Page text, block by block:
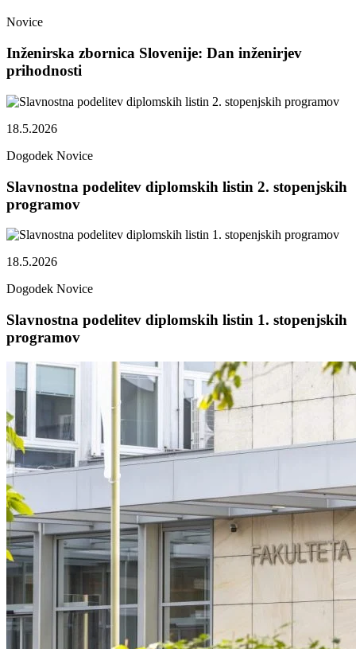
Novice
Inženirska zbornica Slovenije: Dan inženirjev
prihodnosti
18.5.2026
Dogodek Novice
Slavnostna podelitev diplomskih listin 2. stopenjskih
programov
18.5.2026
Dogodek Novice
Slavnostna podelitev diplomskih listin 1. stopenjskih
programov